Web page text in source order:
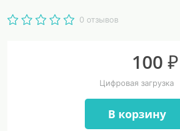
0 отзывов
100 ₽
Цифровая загрузка
В корзину